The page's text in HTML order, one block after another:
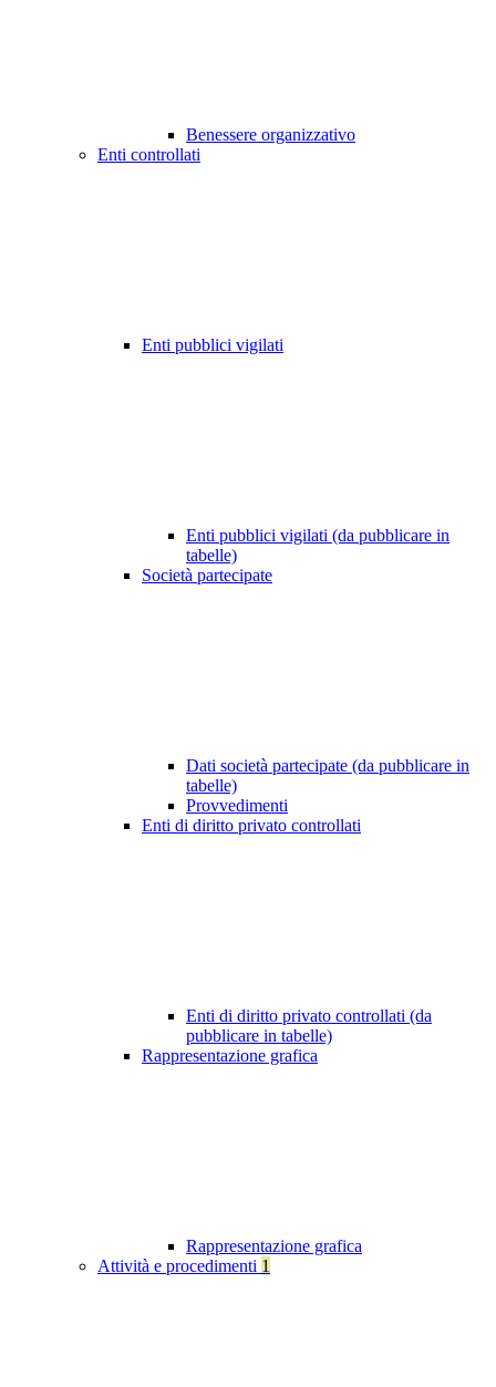
Benessere organizzativo
Enti controllati
Enti pubblici vigilati
Enti pubblici vigilati (da pubblicare in
tabelle)
Società partecipate
Dati società partecipate (da pubblicare in
tabelle)
Provvedimenti
Enti di diritto privato controllati
Enti di diritto privato controllati (da
pubblicare in tabelle)
Rappresentazione grafica
Rappresentazione grafica
Attività e procedimenti 1